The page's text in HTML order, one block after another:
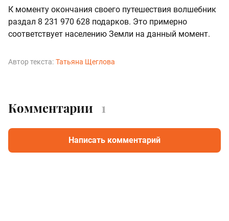
К моменту окончания своего путешествия волшебник
раздал 8 231 970 628 подарков. Это примерно
соответствует населению Земли на данный момент.
Автор текста: Татьяна Щеглова
Комментарии 1
Написать комментарий